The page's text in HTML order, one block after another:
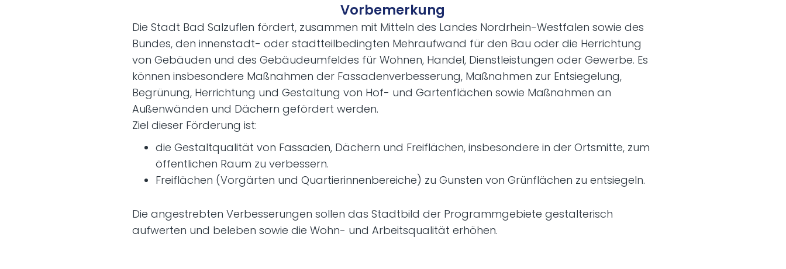
Vorbemerkung
Die Stadt Bad Salzuflen fördert, zusammen mit Mitteln des Landes Nordrhein-Westfalen sowie des
Bundes, den innenstadt- oder stadtteilbedingten Mehraufwand für den Bau oder die Herrichtung
von Gebäuden und des Gebäudeumfeldes für Wohnen, Handel, Dienstleistungen oder Gewerbe. Es
können insbesondere Maßnahmen der Fassadenverbesserung, Maßnahmen zur Entsiegelung,
Begrünung, Herrichtung und Gestaltung von Hof- und Gartenflächen sowie Maßnahmen an
Außenwänden und Dächern gefördert werden.
Ziel dieser Förderung ist:
die Gestaltqualität von Fassaden, Dächern und Freiflächen, insbesondere in der Ortsmitte, zum
öffentlichen Raum zu verbessern.
Freiflächen (Vorgärten und Quartierinnenbereiche) zu Gunsten von Grünflächen zu entsiegeln.
Die angestrebten Verbesserungen sollen das Stadtbild der Programmgebiete gestalterisch
aufwerten und beleben sowie die Wohn- und Arbeitsqualität erhöhen.